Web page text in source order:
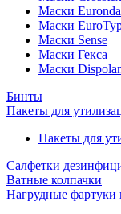
Маски Euronda
Маски
Маски Sense
Маски Гекса
Маски
Бинты
Пакеты для
Пакеты для
Салфетки
Ватные колпачки
Нагрудные фартуки